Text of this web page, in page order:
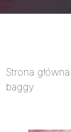
Strona główna
baggy